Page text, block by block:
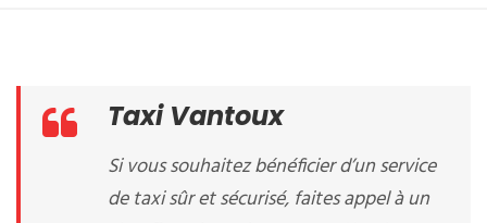
Taxi Vantoux
Si vous souhaitez bénéficier d’un service
de taxi sûr et sécurisé, faites appel à un